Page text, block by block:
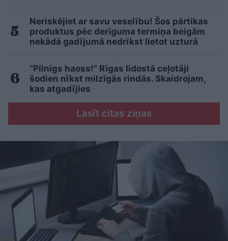
Neriskējiet ar savu veselību! Šos pārtikas
produktus pēc derīguma termiņa beigām
nekādā gadījumā nedrīkst lietot uzturā
“Pilnīgs haoss!” Rīgas lidostā ceļotāji
šodien nīkst milzīgās rindās. Skaidrojam,
kas atgadījies
Lasīt citas ziņas